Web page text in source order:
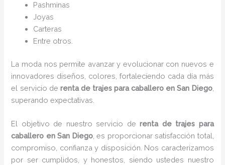
Pashminas
Joyas
Carteras
Entre otros.
La moda nos permite avanzar y evolucionar con nuevos e
innovadores diseños, colores, fortaleciendo cada día más
el servicio de renta de trajes para caballero en San Diego,
superando expectativas.
El objetivo de nuestro servicio derenta de trajes para
caballero en San Diego, es proporcionar satisfacción total,
compromiso, confianza y disposición. Nos caracterizamos
por ser cumplidos, y honestos, siendo ustedes nuestro